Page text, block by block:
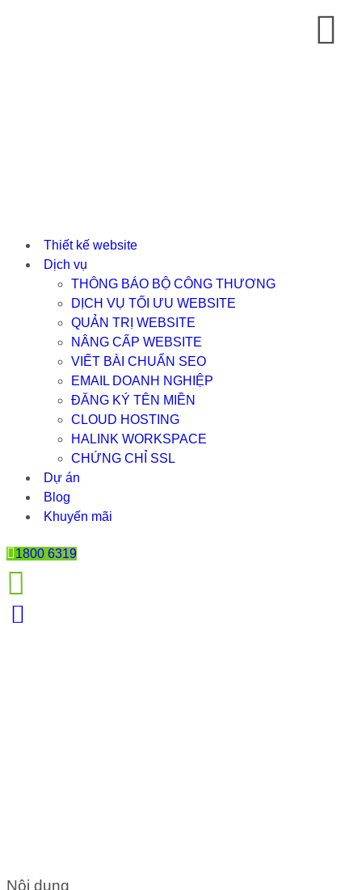
Thiết kế website
Dịch vụ
THÔNG BÁO BỘ CÔNG THƯƠNG
DỊCH VỤ TỐI ƯU WEBSITE
QUẢN TRỊ WEBSITE
NÂNG CẤP WEBSITE
VIẾT BÀI CHUẨN SEO
EMAIL DOANH NGHIỆP
ĐĂNG KÝ TÊN MIỀN
CLOUD HOSTING
HALINK WORKSPACE
CHỨNG CHỈ SSL
Dự án
Blog
Khuyến mãi
1800 6319
Nội dung